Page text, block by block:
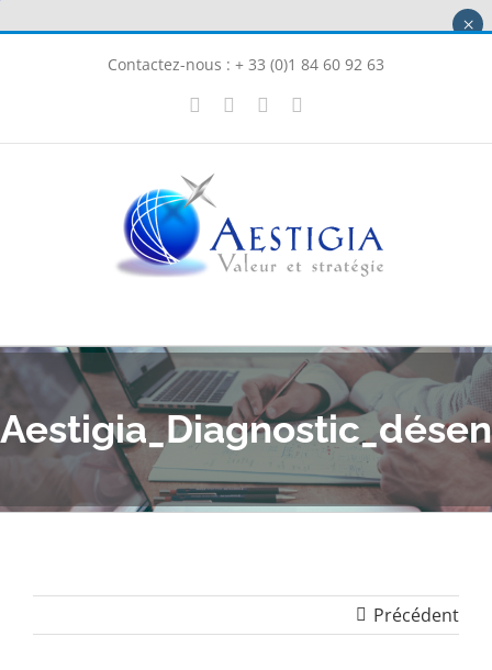
Contactez-nous : + 33 (0)1 84 60 92 63
LinkedInInstagram
Précédent
×